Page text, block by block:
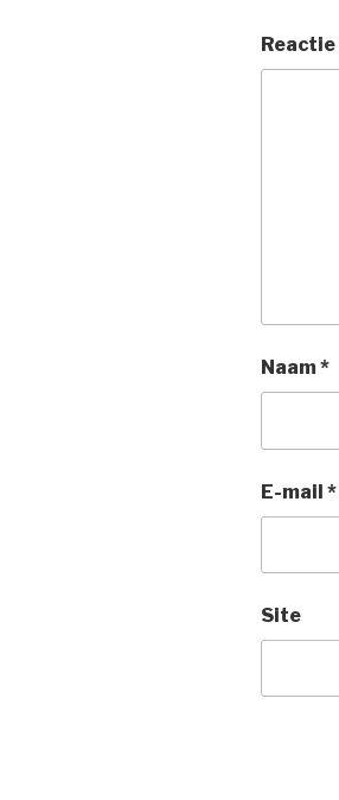
Reactie
Naam*
E-mail *
Site